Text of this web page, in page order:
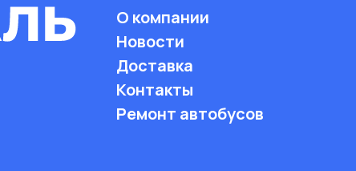
О компании
Новости
Доставка
Контакты
Ремонт автобусов